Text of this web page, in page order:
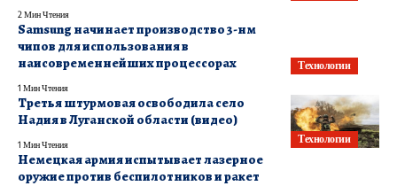
2 Мин Чтения
Технологии
Samsung начинает производство 3-нм
чипов для использования в
наисовременнейших процессорах
1 Мин Чтения
Технологии
Третья штурмовая освободила село
Надия в Луганской области (видео)
1 Мин Чтения
Немецкая армия испытывает лазерное
оружие против беспилотников и ракет